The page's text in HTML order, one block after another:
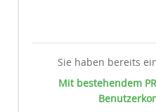
Sie haben bereits
Mit bestehendem